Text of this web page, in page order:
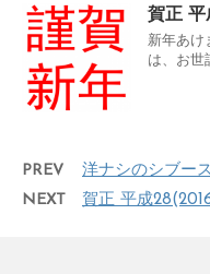
賀正 平
新年あけ
は、お世
PREV
洋ナシのシブー
NEXT
賀正 平成